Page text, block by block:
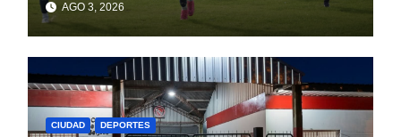
AGO 3, 2026
CIUDAD DEPORTES